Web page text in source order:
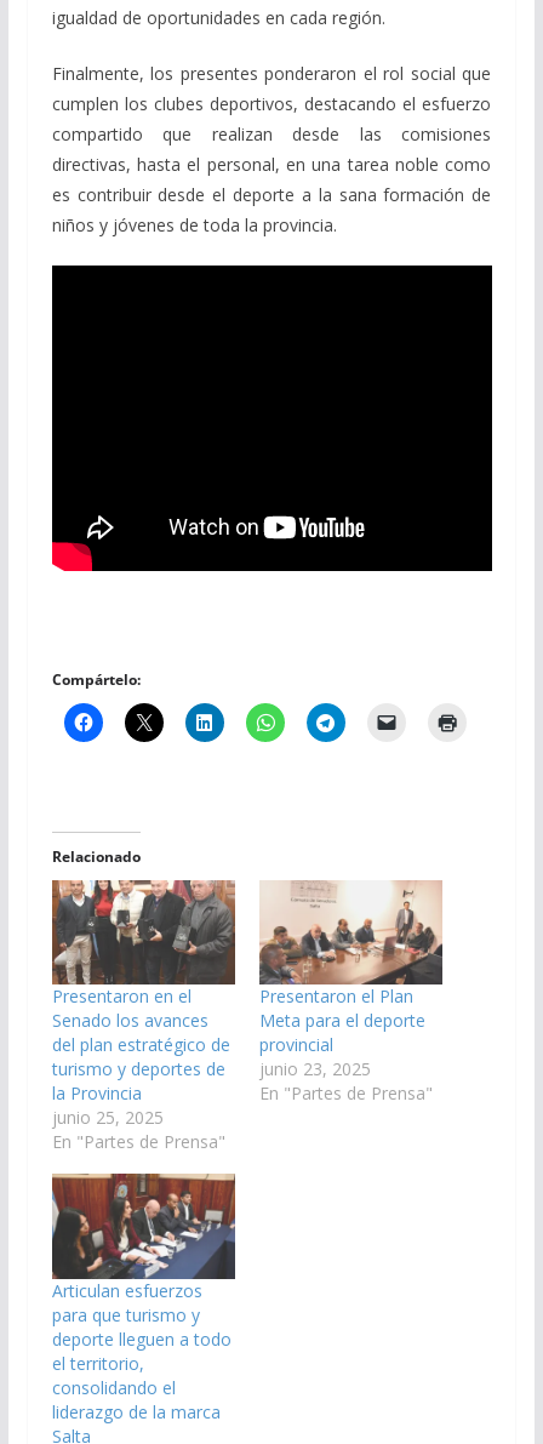
igualdad de oportunidades en cada región.
Finalmente, los presentes ponderaron el rol social que
cumplen los clubes deportivos, destacando el esfuerzo
compartido que realizan desde las comisiones
directivas, hasta el personal, en una tarea noble como
es contribuir desde el deporte a la sana formación de
niños y jóvenes de toda la provincia.
Compártelo:
Relacionado
Presentaron en el
Senado los avances
del plan estratégico de
turismo y deportes de
la Provincia
junio 25, 2025
En "Partes de Prensa"
Presentaron el Plan
Meta para el deporte
provincial
junio 23, 2025
En "Partes de Prensa"
Articulan esfuerzos
para que turismo y
deporte lleguen a todo
el territorio,
consolidando el
liderazgo de la marca
Salta